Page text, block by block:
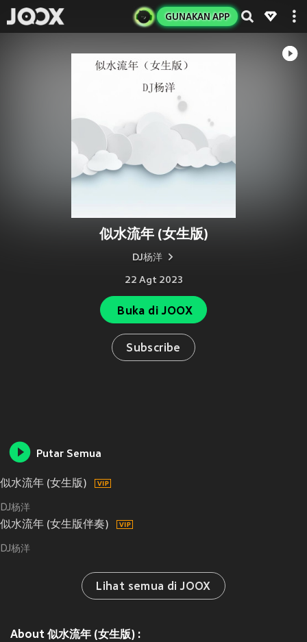
GUNAKAN APP
似水流年 (女生版)
DJ杨洋
22 Agt 2023
Buka di JOOX
Subscribe
Putar Semua
似水流年 (女生版)
DJ杨洋
似水流年 (女生版伴奏)
DJ杨洋
Lihat semua di JOOX
About 似水流年 (女生版) :